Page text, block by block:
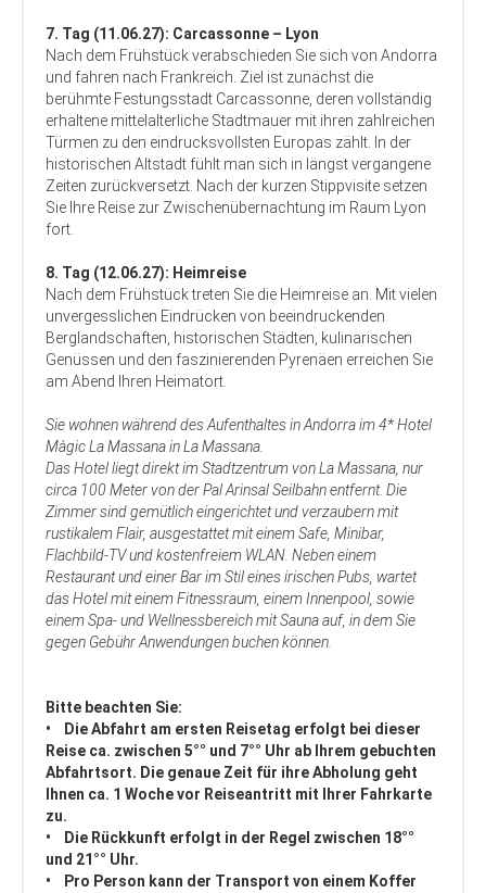
7. Tag (11.06.27): Carcassonne – Lyon
Nach dem Frühstück verabschieden Sie sich von Andorra
und fahren nach Frankreich. Ziel ist zunächst die
berühmte Festungsstadt Carcassonne, deren vollständig
erhaltene mittelalterliche Stadtmauer mit ihren zahlreichen
Türmen zu den eindrucksvollsten Europas zählt. In der
historischen Altstadt fühlt man sich in längst vergangene
Zeiten zurückversetzt. Nach der kurzen Stippvisite setzen
Sie Ihre Reise zur Zwischenübernachtung im Raum Lyon
fort.
8. Tag (12.06.27): Heimreise
Nach dem Frühstück treten Sie die Heimreise an. Mit vielen
unvergesslichen Eindrücken von beeindruckenden
Berglandschaften, historischen Städten, kulinarischen
Genüssen und den faszinierenden Pyrenäen erreichen Sie
am Abend Ihren Heimatort.
Sie wohnen während des Aufenthaltes in Andorra im 4* Hotel
Màgic La Massana in La Massana.
Das Hotel liegt direkt im Stadtzentrum von La Massana, nur
circa 100 Meter von der Pal Arinsal Seilbahn entfernt. Die
Zimmer sind gemütlich eingerichtet und verzaubern mit
rustikalem Flair, ausgestattet mit einem Safe, Minibar,
Flachbild-TV und kostenfreiem WLAN. Neben einem
Restaurant und einer Bar im Stil eines irischen Pubs, wartet
das Hotel mit einem Fitnessraum, einem Innenpool, sowie
einem Spa- und Wellnessbereich mit Sauna auf, in dem Sie
gegen Gebühr Anwendungen buchen können.
Bitte beachten Sie:
• Die Abfahrt am ersten Reisetag erfolgt bei dieser
Reise ca. zwischen 5°° und 7°° Uhr ab Ihrem gebuchten
Abfahrtsort. Die genaue Zeit für ihre Abholung geht
Ihnen ca. 1 Woche vor Reiseantritt mit Ihrer Fahrkarte
zu.
• Die Rückkunft erfolgt in der Regel zwischen 18°°
und 21°° Uhr.
• Pro Person kann der Transport von einem Koffer